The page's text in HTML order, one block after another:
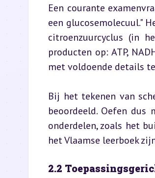
Een courante
een glucosemolecuul."
citroenzuurcyclus (in
producten op: ATP,
met voldoende details
Bij het tekenen van
beoordeeld. Oefen dus
onderdelen, zoals het
het Vlaamse leerboek
2.2